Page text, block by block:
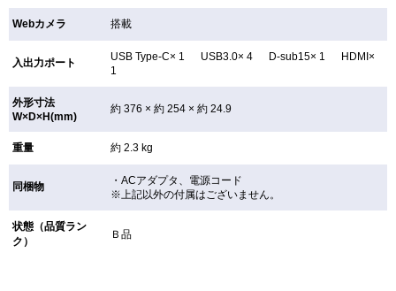
Webカメラ 搭載
入出力ポート
USB Type-C× 1 USB3.0× 4 D-sub15× 1 HDMI×
1
外形寸法
W×D×H(mm)
約 376 × 約 254 × 約 24.9
重量 約 2.3 kg
同梱物
・ACアダプタ、電源コード
※上記以外の付属はございません。
状態（品質ラン
ク）
Ｂ品